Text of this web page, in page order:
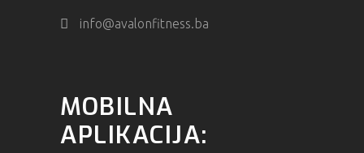
info@avalonfitness.ba
MOBILNA
APLIKACIJA: